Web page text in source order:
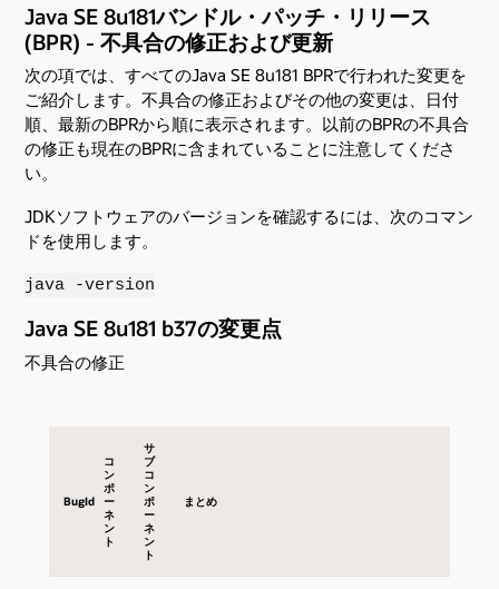
Java SE 8u181バンドル・パッチ・リリース
(BPR) - 不具合の修正および更新
次の項では、すべてのJava SE 8u181 BPRで行われた変更を
ご紹介します。不具合の修正およびその他の変更は、日付
順、最新のBPRから順に表示されます。以前のBPRの不具合
の修正も現在のBPRに含まれていることに注意してくださ
い。
JDKソフトウェアのバージョンを確認するには、次のコマン
ドを使用します。
java -version
Java SE 8u181 b37の変更点
不具合の修正
BugId
コ
ン
ポ
ー
ネ
ン
ト
サ
ブ
コ
ン
ポ
ー
ネ
ン
ト
まとめ